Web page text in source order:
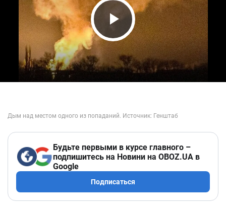
Play Video
Будьте первыми в курсе главного –
подпишитесь на Новини на OBOZ.UA в
Google
Подписаться